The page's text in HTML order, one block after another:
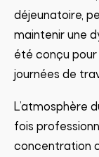
déjeunatoire,
maintenir une
été conçu
journées de
L’atmosphère
fois
concentration